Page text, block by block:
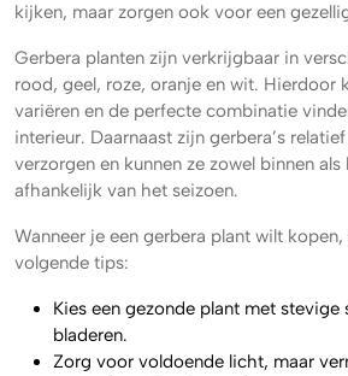
kijken, maar zorgen ook voor een
Gerbera planten zijn verkrijgbaar in
rood, geel, roze, oranje en wit. Hierdoor
variëren en de perfecte combinatie
interieur. Daarnaast zijn gerbera’s
verzorgen en kunnen ze zowel binnen
afhankelijk van het seizoen.
Wanneer je een gerbera plant wilt
volgende tips:
Kies een gezonde plant met stevige
bladeren.
Zorg voor voldoende licht, maar